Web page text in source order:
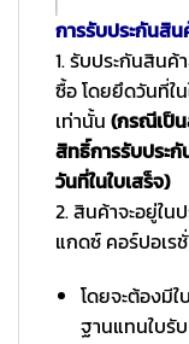
การรับประกันสิ
1. รับประกันสินค้
ซื้อ โดยยึดวันที่ใ
เท่านั้น (กรณีเป็น
สิทธิ์การรับประกั
วันที่ในใบเสร็จ)
2. สินค้าจะอยู่ใ
แกดซ์ คอร์ปอเร
โดยจะต้องมี
ฐานแทนใบรั